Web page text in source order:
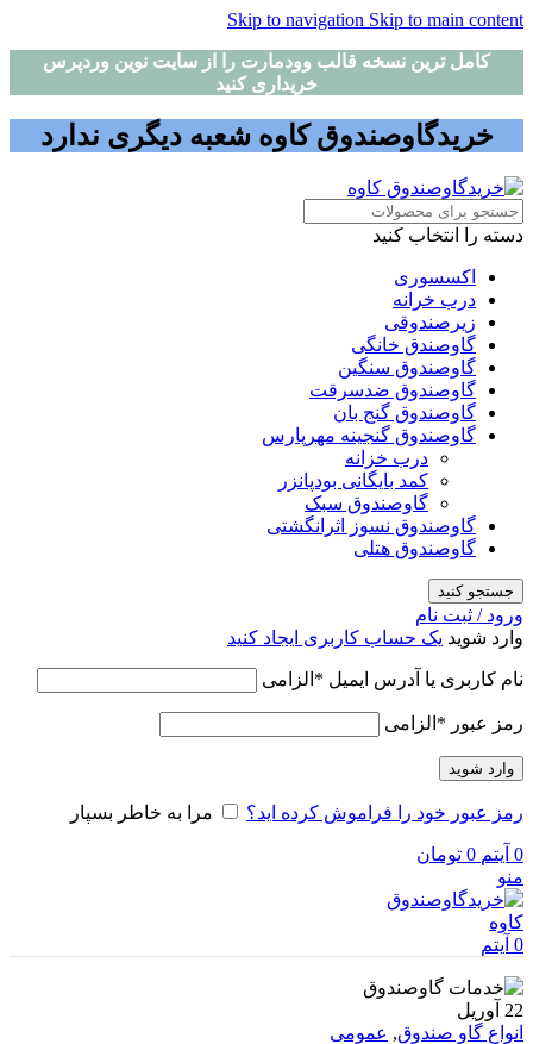
Skip to navigation Skip to main content
کامل ترین نسخه قالب وودمارت را از سایت نوین وردپرس
خریداری کنید
خریدگاوصندوق کاوه شعبه دیگری ندارد
دسته را انتخاب کنید
اکسسوری
درب خرانه
زیرصندوقی
گاوصندق خانگی
گاوصندوق سنگین
گاوصندوق ضدسرقت
گاوصندوق گنج بان
گاوصندوق گنجینه مهرپارس
درب خزانه
کمد بایگانی بودپانزر
گاوصندوق سبک
گاوصندوق نسوز اثرانگشتی
گاوصندوق هتلی
جستجو کنید
ورود / ثبت نام
وارد شوید یک حساب کاربری ایجاد کنید
نام کاربری یا آدرس ایمیل * الزامی
رمز عبور * الزامی
وارد شوید
رمز عبور خود را فراموش کرده اید؟ مرا به خاطر بسپار
0 آیتم 0 تومان
منو
0 آیتم
22 آوریل
انواع گاو صندوق, عمومی